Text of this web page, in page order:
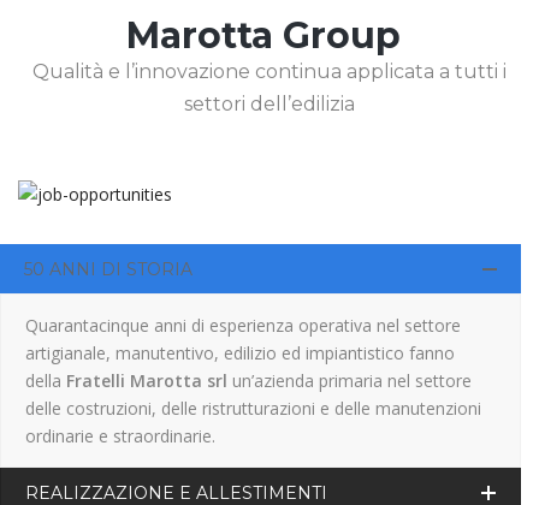
Marotta Group
Qualità e l’innovazione continua applicata a tutti i
settori dell’edilizia
50 ANNI DI STORIA
Quarantacinque anni di esperienza operativa nel settore
artigianale, manutentivo, edilizio ed impiantistico fanno
della Fratelli Marotta srl un’azienda primaria nel settore
delle costruzioni, delle ristrutturazioni e delle manutenzioni
ordinarie e straordinarie.
REALIZZAZIONE E ALLESTIMENTI